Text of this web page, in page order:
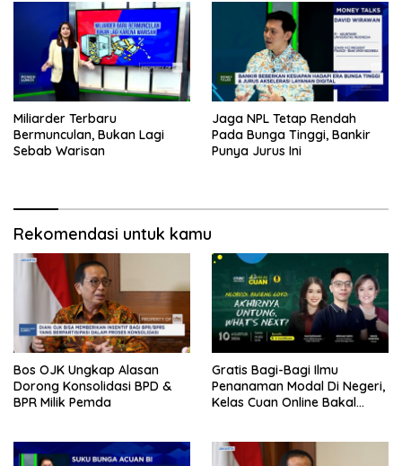
Miliarder Terbaru
Bermunculan, Bukan Lagi
Sebab Warisan
Jaga NPL Tetap Rendah
Pada Bunga Tinggi, Bankir
Punya Jurus Ini
Rekomendasi untuk kamu
Bos OJK Ungkap Alasan
Dorong Konsolidasi BPD &
BPR Milik Pemda
Gratis Bagi-Bagi Ilmu
Penanaman Modal Di Negeri,
Kelas Cuan Online Bakal